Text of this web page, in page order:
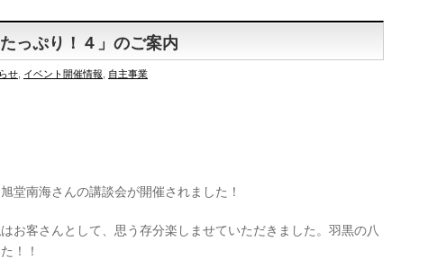
っぷり！４」のご案内
せ イベント開催情報 自主事業
堂南海さんの講談会が開催されました！
お客さんとして、思う存分楽しませていただきました。羽黒の八
！！